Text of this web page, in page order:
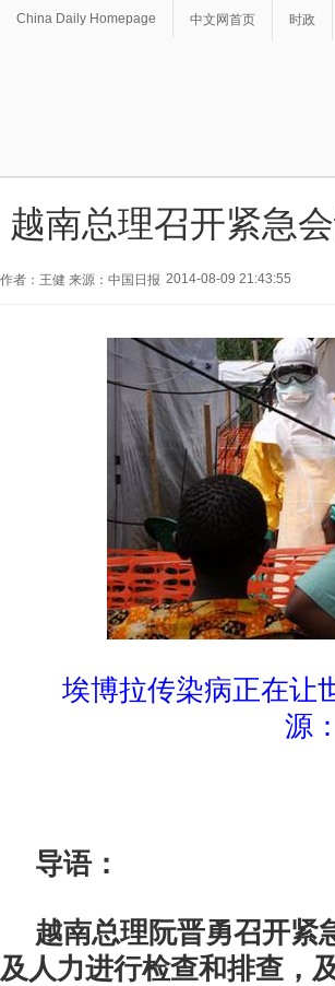
China Daily Homepage 中文网首页 时政
越南总理召开紧急
作者：王健 来源：中国日报 2014-08-09 21:43:55
埃博拉传染病正在让
源
导语：
越南总理阮晋勇召开紧
及人力进行检查和排查，